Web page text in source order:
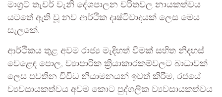
මාග්‍රට් තැචර් වැනි දේශපාලන චරිතවල නායකත්වය
යටතේ ඇති වූ නව ආර්ථික දෘෂ්ටිවාදයක් ලෙස මෙය
සැලකේ.
ආර්ථිකය තුළ අවම රාජ්‍ය මැදිහත් වීමක් සහිත නිදහස්
වෙළෙඳ පොල, ව්‍යාපාරික ක්‍රියාකාරකම්වලට බාධාවක්
ලෙස පවතින විවිධ නියාමනයන් ඉවත් කිරීම, රජයේ
ව්‍යවසායකත්වය අවම කොට පුද්ගලික ව්‍යවසායකත්වය